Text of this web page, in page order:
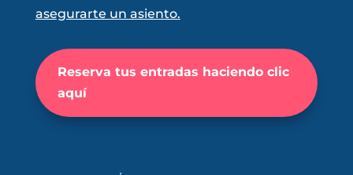
asegurarte un asiento.
Reserva tus entradas haciendo clic
aquí